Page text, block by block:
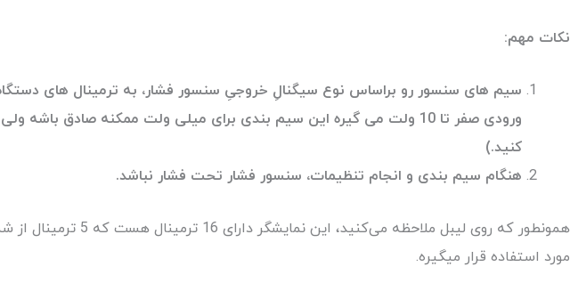
نکات مهم:
سیم های سنسور رو براساس نوع سیگنالِ خروجیِ سنسور فشار، به ترمینال های
ورودی صفر تا 10 ولت می گیره این سیم بندی برای میلی ولت ممکنه صادق
کنید.)
هنگام سیم بندی و انجام تنظیمات، سنسور فشار تحت فشار نباشد.
مورد استفاده قرار میگیره.